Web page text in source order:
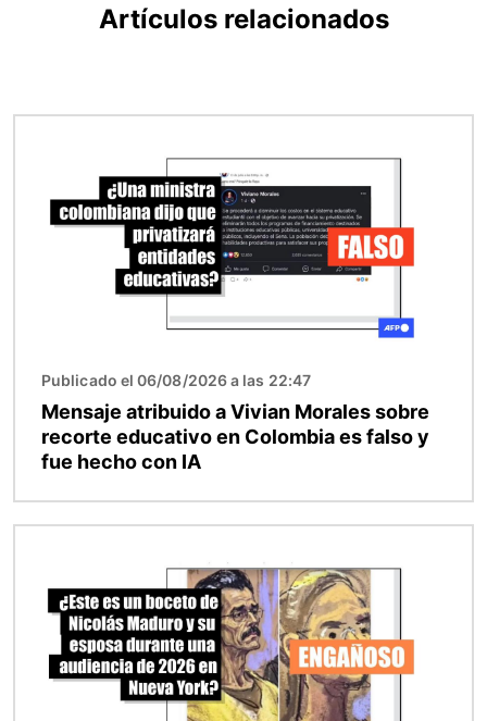
Artículos relacionados
Publicado el 06/08/2026 a las 22:47
Mensaje atribuido a Vivian Morales sobre
recorte educativo en Colombia es falso y
fue hecho con IA